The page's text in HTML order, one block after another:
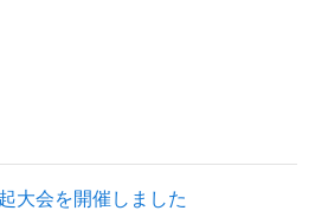
大会を開催しました